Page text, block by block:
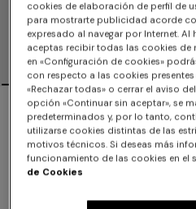
Puf Ziggy 50x50 cm
$3,220.00
cookies de elaboración de perfil de
para mostrarte publicidad acorde
expresado al navegar por Internet.
aceptas recibir todas las cookies de
en «Configuración de cookies»
con respecto a las cookies
«Rechazar todas» o cerrar el aviso
opción «Continuar sin aceptar», se
predeterminados y, por lo tanto,
utilizarse cookies distintas de las
motivos técnicos. Si deseas más
funcionamiento de las cookies en el
de Cookies